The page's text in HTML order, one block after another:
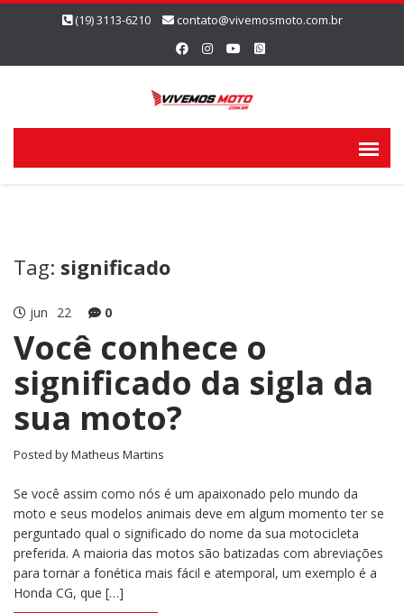
(19) 3113-6210 contato@vivemosmoto.com.br
Tag: significado
jun 22 0
Você conhece o
significado da sigla da
sua moto?
Posted byMatheus Martins
Se você assim como nós é um apaixonado pelo mundo da
moto e seus modelos animais deve em algum momento ter se
perguntado qual o significado do nome da sua motocicleta
preferida. A maioria das motos são batizadas com abreviações
para tornar a fonética mais fácil e atemporal, um exemplo é a
Honda CG, que […]